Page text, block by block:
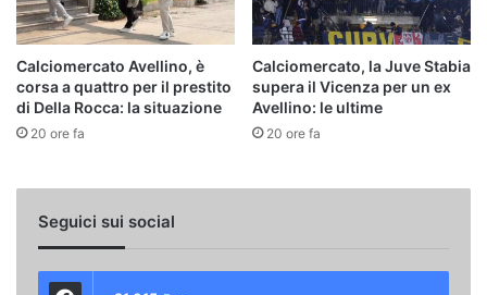
Calciomercato Avellino, è
corsa a quattro per il prestito
di Della Rocca: la situazione
20 ore fa
Calciomercato, la Juve Stabia
supera il Vicenza per un ex
Avellino: le ultime
20 ore fa
Seguici sui social